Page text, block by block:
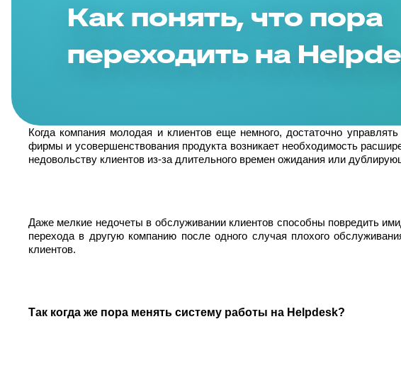
Как понять, что пора
переходить на
Когда компания молодая и клиентов еще немного, достаточно
фирмы и усовершенствования продукта возникает необходимость
недовольству клиентов из-за длительного времен ожидания или
Даже мелкие недочеты в обслуживании клиентов способны повредить
перехода в другую компанию после одного случая плохого
клиентов.
Так когда же пора менять систему работы на Helpdesk?